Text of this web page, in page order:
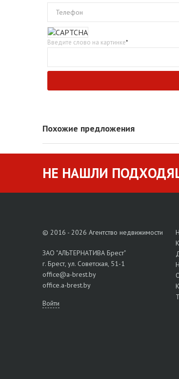
Телефон
Введите слово на картинке*
Похожие предложения
НЕ НАШЛИ
© 2016 - 2026 Агентство недвижимости
ЗАО "АЛЬТЕРНАТИВА Брест"
г. Брест, ул. Советская, 51-1
office@a-brest.by
office.a-brest.by
Войти